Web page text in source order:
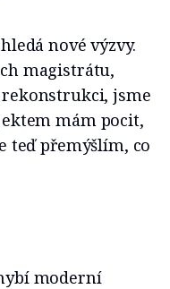
nové výzvy.
magistrátu,
jsme
mám pocit,
teď přemýšlím, co
moderní